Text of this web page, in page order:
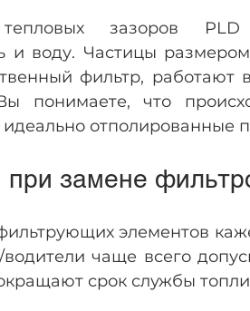
зазоров
и воду. Частицы
фильтр, работают
понимаете, что
отполированные
замене
элементов
чаще всего
срок службы